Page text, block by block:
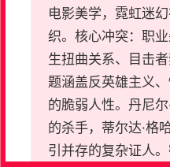
电影美学，霓虹迷
织。核心冲突：职
生扭曲关系、目击
题涵盖反英雄主义
的脆弱人性。丹尼
的杀手，蒂尔达·格
引并存的复杂证人